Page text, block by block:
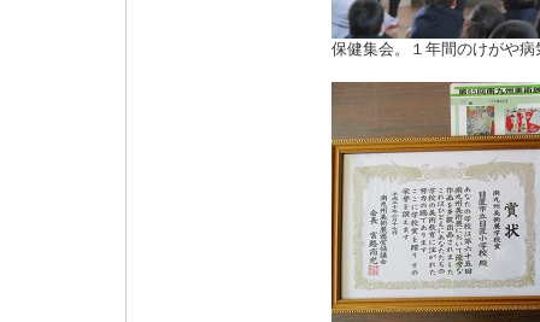
保健集会。１年間のけがや